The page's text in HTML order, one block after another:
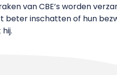
van CBE’s worden
beter inschatten of hun